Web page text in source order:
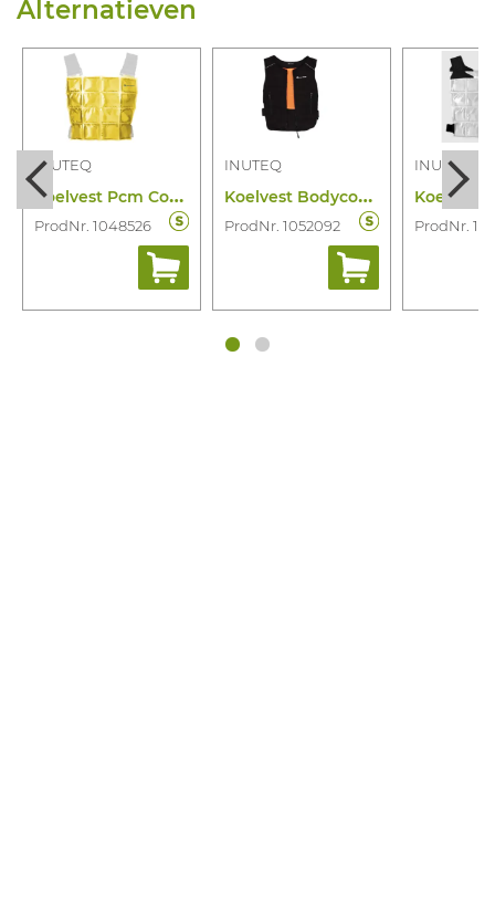
Alternatieven
INUTEQ
K
oelvest Pcm Coolover 21°C
ProdNr. 1048526
INUTEQ
K
oelvest Bodycool Pro No Packs
ProdNr. 1052092
INUTEQ
ProdNr.